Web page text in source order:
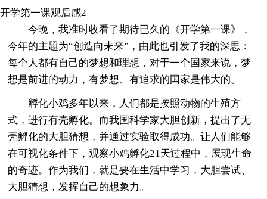
开学第一课观后感2
今晚，我准时收看了期待已久的《开学第一课》，
今年的主题为“创造向未来”，由此也引发了我的深思：
每个人都有自己的梦想和理想，对于一个国家来说，梦
想是前进的动力，有梦想、有追求的国家是伟大的。
孵化小鸡多年以来，人们都是按照动物的生殖方
式，进行有壳孵化。而我国科学家大胆创新，提出了无
壳孵化的大胆猜想，并通过实验取得成功。让人们能够
在可视化条件下，观察小鸡孵化21天过程中，展现生命
的奇迹。作为我们，就是要在生活中学习，大胆尝试、
大胆猜想，发挥自己的想象力。